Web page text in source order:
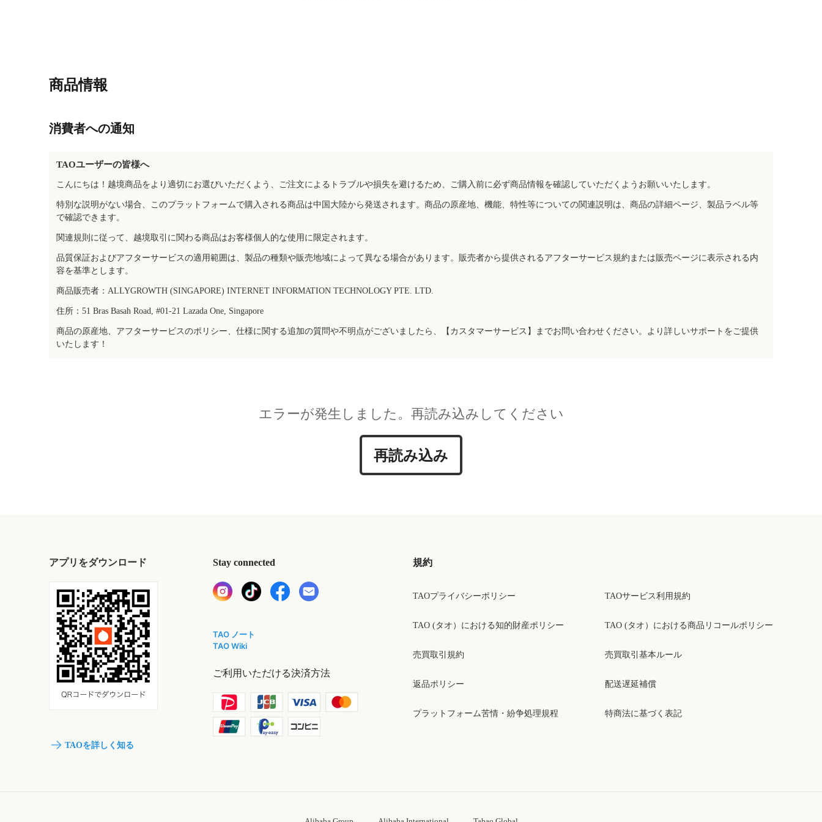
商品情報
消費者への通知
TAOユーザーの皆様へ
こんにちは！越境商品をより適切にお選びいただくよう、ご注文によるトラブルや損失を避けるため、ご購入前に必ず商品情報を確認していただくようお願いいたします。
特別な説明がない場合、このプラットフォームで購入される商品は中国大陸から発送されます。商品の原産地、機能、特性等についての関連説明は、商品の詳細ページ、製品ラベル等
で確認できます。
関連規則に従って、越境取引に関わる商品はお客様個人的な使用に限定されます。
品質保証およびアフターサービスの適用範囲は、製品の種類や販売地域によって異なる場合があります。販売者から提供されるアフターサービス規約または販売ページに表示される内
容を基準とします。
商品販売者：ALLYGROWTH (SINGAPORE) INTERNET INFORMATION TECHNOLOGY PTE. LTD.
住所：51 Bras Basah Road, #01-21 Lazada One, Singapore
商品の原産地、アフターサービスのポリシー、仕様に関する追加の質問や不明点がございましたら、【カスタマーサービス】までお問い合わせください。より詳しいサポートをご提供
いたします！
エラーが発生しました。再読み込みしてください
再読み込み
アプリをダウンロード
TAOを詳しく知る
Stay connected
TAO ノート
TAO Wiki
ご利用いただける決済方法
規約
TAOプライバシーポリシー
TAO (タオ）における知的財産ポリシー
売買取引規約
返品ポリシー
プラットフォーム苦情・紛争処理規程
TAOサービス利用規約
TAO (タオ）における商品リコールポリシー
売買取引基本ルール
配送遅延補償
特商法に基づく表記